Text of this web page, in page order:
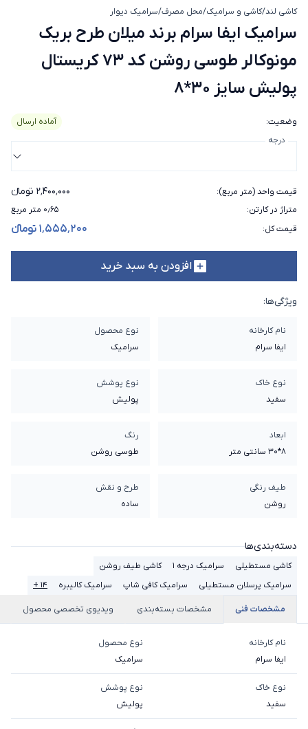
کاشی لند/کاشی و سرامیک/محل مصرف/سرامیک دیوار
سرامیک ایفا سرام برند میلان طرح بریک
سرامیک ایفا سرام برند میلان طرح بریک
مونوکالر طوسی روشن کد 73 کریستال
پولیش سایز 30*8
وضعیت:
آماده ارسال
درجه
قیمت واحد (متر مربع): ۲٬۴۰۰٬۰۰۰ تومانء
متراژ در کارتن:
۰٫۶۵ متر مربع
قیمت کل: ۱٬۵۵۵٬۲۰۰ تومانء
افزودن به سبد خرید
ویژگی‌ها:
نام کارخانه
ایفا سرام
نوع محصول
سرامیک
نوع خاک
سفيد
نوع پوشش
پولیش
ابعاد
8*30 سانتی متر
رنگ
طوسی روشن
طیف رنگی
روشن
طرح و نقش
ساده
دسته‌بندی‌ها
کاشی مستطیلی سرامیک درجه 1
کاشی طیف روشن
سرامیک پرسلان مستطیلی
سرامیک کافی شاپ سرامیک کالیبره ۱۴ +
مشخصات فنی مشخصات بسته‌بندی ویدیوی تخصصی محصول
نام کارخانه
ایفا سرام
نوع محصول
سرامیک
نوع خاک
سفيد
نوع پوشش
پولیش